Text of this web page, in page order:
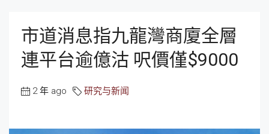
市道消息指九龍灣商廈全層
連平台逾億沽 呎價僅$9000
2 年 ago 研究与新闻